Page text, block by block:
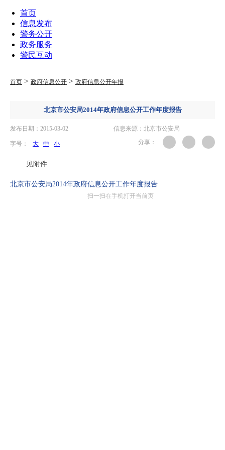
首页
信息发布
警务公开
政务服务
警民互动
首页 > 政府信息公开 > 政府信息公开年报
北京市公安局2014年政府信息公开工作年度报告
发布日期：2015-03-02 信息来源：北京市公安局
字号： 大 中 小 分享：
见附件
北京市公安局2014年政府信息公开工作年度报告
扫一扫在手机打开当前页